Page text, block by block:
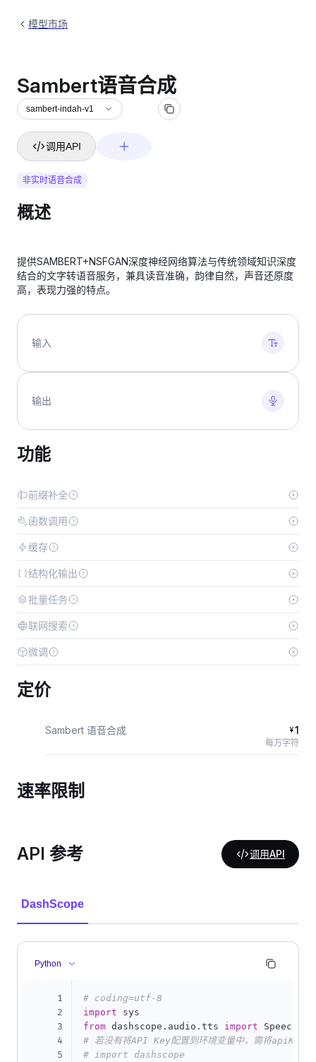
模型市场
Sambert语音合成
sambert-indah-v1
调用API
非实时语音合成
概述
提供SAMBERT+NSFGAN深度神经网络算法与传统领域知识深度
结合的文字转语音服务，兼具读音准确，韵律自然，声音还原度
高，表现力强的特点。
输入
输出
功能
前缀补全
函数调用
缓存
结构化输出
批量任务
联网搜索
微调
定价
Sambert 语音合成 ¥1
每万字符
速率限制
API 参考 调用API
DashScope
Python
1
2
3
4
5
# coding=utf-8
import
from dashscope . audio . tts import
# 若没有将API Key配置到环境变量中，需将apiKey
# import dashscope